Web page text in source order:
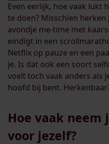
Even eerlijk, hoe vaak lukt
te doen? Misschien
avondje me-time met
eindigt in een
Netflix op pauze en een
je. Is dat ook een soort
voelt toch vaak anders als
hoofd bij bent.
Hoe vaak
voor jezelf?